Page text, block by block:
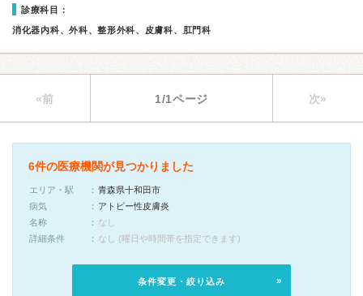
診療科目：
消化器内科、外科、整形外科、皮膚科、肛門科
«前 1/1ページ 次»
6件の医療機関が見つかりました
エリア・駅
青森県十和田市
病気
アトピー性皮膚炎
名称
なし
詳細条件
なし (曜日や時間帯を指定できます)
条件変更・絞り込み